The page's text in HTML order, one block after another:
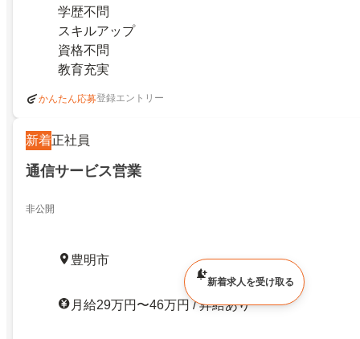
学歴不問
スキルアップ
資格不問
教育充実
かんたん応募登録エントリー
新着正社員
通信サービス営業
非公開
豊明市
月給29万円〜46万円 / 昇給あり
新着求人を受け取る